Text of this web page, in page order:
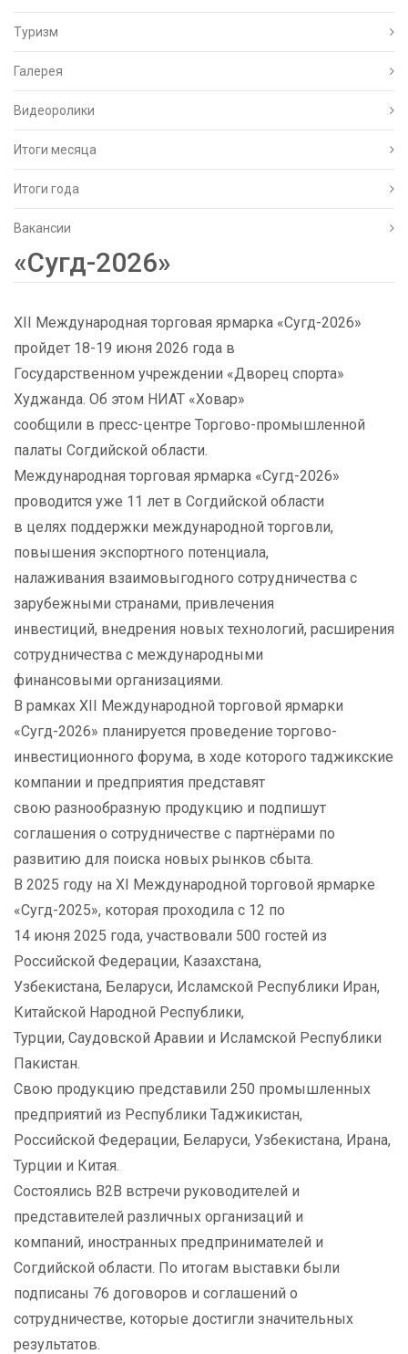
Туризм
Галерея
Видеоролики
Итоги месяца
Итоги года
Вакансии
«Сугд-2026»
XII Международная торговая ярмарка «Сугд-2026»
пройдет 18-19 июня 2026 года в
Государственном учреждении «Дворец спорта»
Худжанда. Об этом НИАТ «Ховар»
сообщили в пресс-центре Торгово-промышленной
палаты Согдийской области.
Международная торговая ярмарка «Сугд-2026»
проводится уже 11 лет в Согдийской области
в целях поддержки международной торговли,
повышения экспортного потенциала,
налаживания взаимовыгодного сотрудничества с
зарубежными странами, привлечения
инвестиций, внедрения новых технологий, расширения
сотрудничества с международными
финансовыми организациями.
В рамках XII Международной торговой ярмарки
«Сугд-2026» планируется проведение торгово-
инвестиционного форума, в ходе которого таджикские
компании и предприятия представят
свою разнообразную продукцию и подпишут
соглашения о сотрудничестве с партнёрами по
развитию для поиска новых рынков сбыта.
В 2025 году на XI Международной торговой ярмарке
«Сугд-2025», которая проходила с 12 по
14 июня 2025 года, участвовали 500 гостей из
Российской Федерации, Казахстана,
Узбекистана, Беларуси, Исламской Республики Иран,
Китайской Народной Республики,
Турции, Саудовской Аравии и Исламской Республики
Пакистан.
Свою продукцию представили 250 промышленных
предприятий из Республики Таджикистан,
Российской Федерации, Беларуси, Узбекистана, Ирана,
Турции и Китая.
Состоялись B2B встречи руководителей и
представителей различных организаций и
компаний, иностранных предпринимателей и
Согдийской области. По итогам выставки были
подписаны 76 договоров и соглашений о
сотрудничестве, которые достигли значительных
результатов.